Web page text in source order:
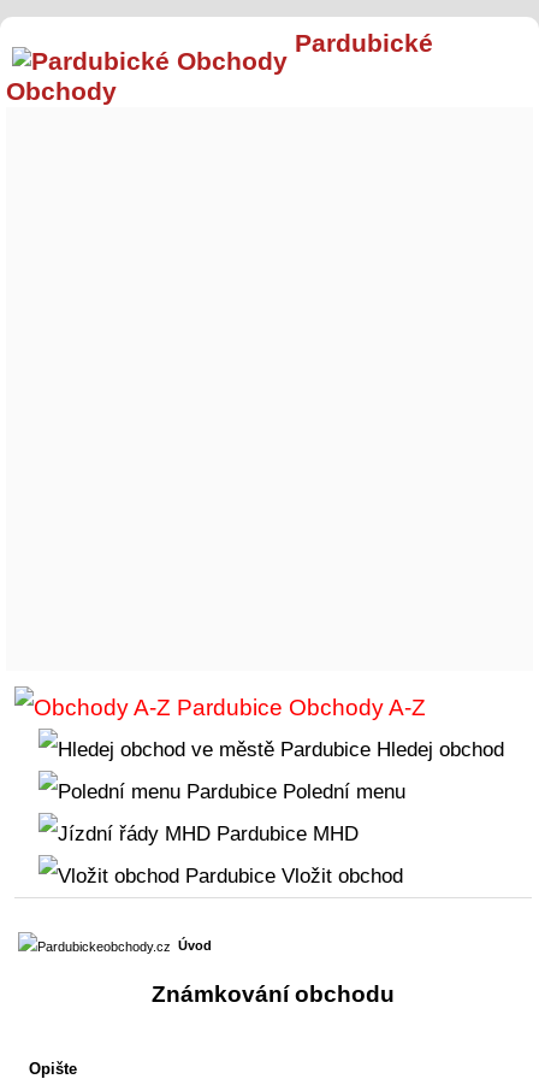
Pardubické
Obchody
Obchody A-Z
Hledej obchod
Polední menu
MHD
Vložit obchod
Úvod
Známkování obchodu
Opište